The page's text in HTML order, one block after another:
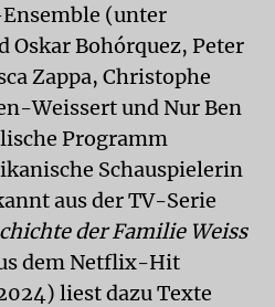
(unter
Oskar Bohórquez, Peter
Zappa, Christophe
Weissert und Nur Ben
Programm
Schauspielerin
aus der TV-Serie
der Familie Weiss
dem Netflix-Hit
liest dazu Texte